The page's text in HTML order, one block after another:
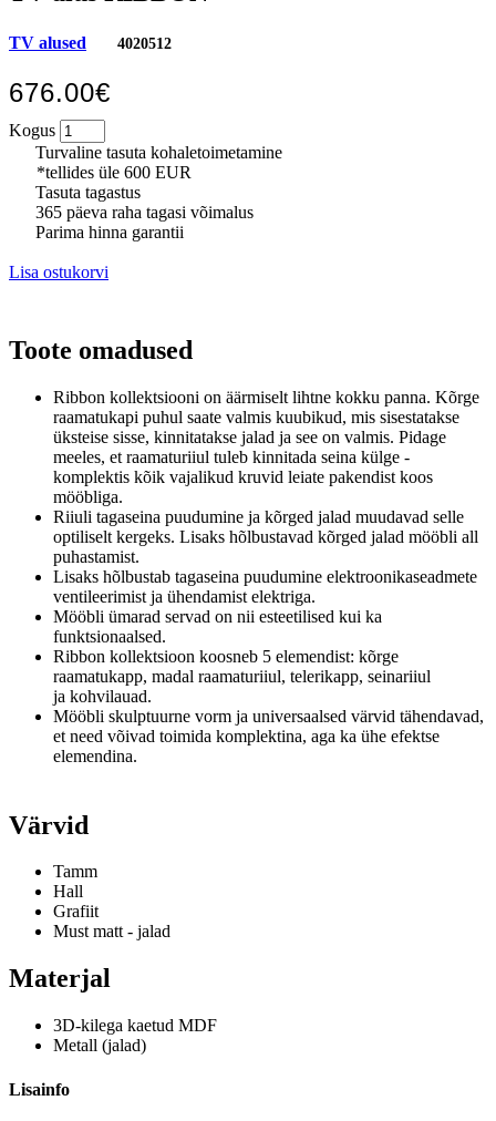
TV alused 4020512
676.00€
Kogus
Turvaline tasuta kohaletoimetamine
*tellides üle 600 EUR
Tasuta tagastus
365 päeva raha tagasi võimalus
Parima hinna garantii
Lisa ostukorvi
Toote omadused
Ribbon kollektsiooni on äärmiselt lihtne kokku panna. Kõrge
raamatukapi puhul saate valmis kuubikud, mis sisestatakse
üksteise sisse, kinnitatakse jalad ja see on valmis. Pidage
meeles, et raamaturiiul tuleb kinnitada seina külge -
komplektis kõik vajalikud kruvid leiate pakendist koos
mööbliga.
Riiuli tagaseina puudumine ja kõrged jalad muudavad selle
optiliselt kergeks. Lisaks hõlbustavad kõrged jalad mööbli all
puhastamist.
Lisaks hõlbustab tagaseina puudumine elektroonikaseadmete
ventileerimist ja ühendamist elektriga.
Mööbli ümarad servad on nii esteetilised kui ka
funktsionaalsed.
Ribbon kollektsioon koosneb 5 elemendist: kõrge
raamatukapp, madal raamaturiiul, telerikapp, seinariiul
ja kohvilauad.
Mööbli skulptuurne vorm ja universaalsed värvid tähendavad,
et need võivad toimida komplektina, aga ka ühe efektse
elemendina.
Värvid
Tamm
Hall
Grafiit
Must matt - jalad
Materjal
3D-kilega kaetud MDF
Metall (jalad)
Lisainfo